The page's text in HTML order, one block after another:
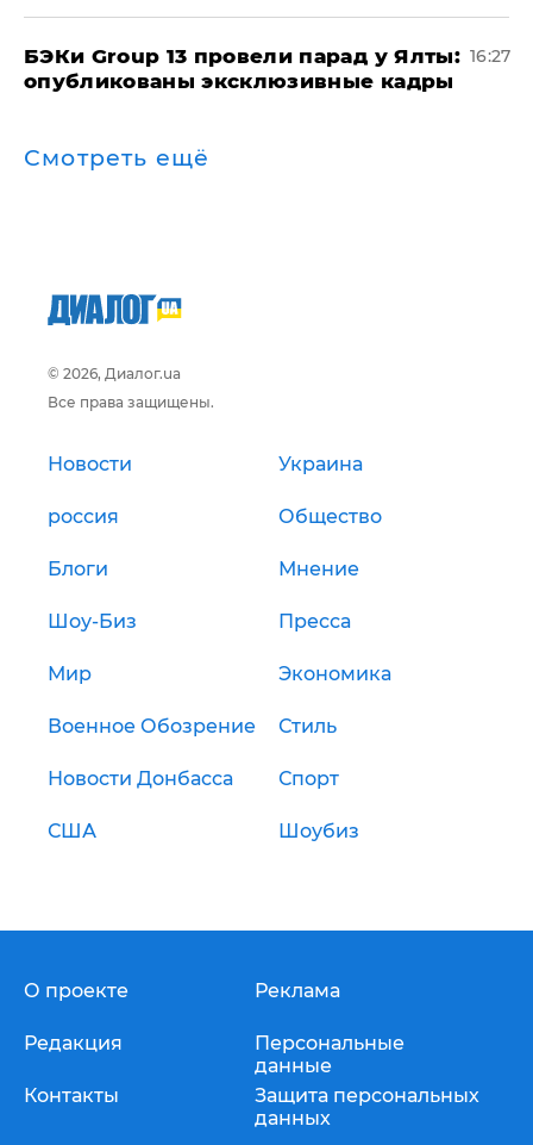
​БЭКи Group 13 провели парад у Ялты:
опубликованы эксклюзивные кадры
16:27
Смотреть ещё
© 2026, Диалог.ua
Все права защищены.
Новости Украина
россия Общество
Блоги Мнение
Шоу-Биз Пресса
Мир Экономика
Военное Обозрение Стиль
Новости Донбасса Спорт
США Шоубиз
О проекте
Редакция
Контакты
Реклама
Персональные
данные
Защита персональных
данных